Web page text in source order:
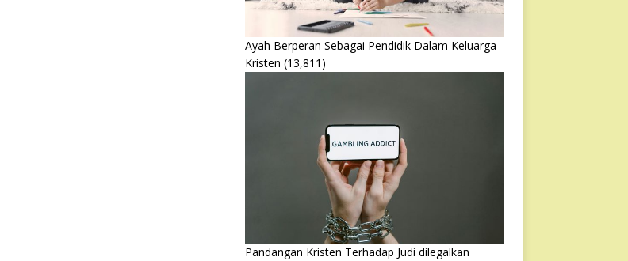
Ayah Berperan Sebagai Pendidik Dalam Keluarga
Kristen (13,811)
Pandangan Kristen Terhadap Judi dilegalkan